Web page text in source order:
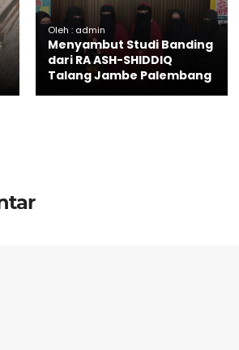
Oleh : admin
Menyambut Studi Banding
dari RA ASH-SHIDDIQ
Talang Jambe Palembang